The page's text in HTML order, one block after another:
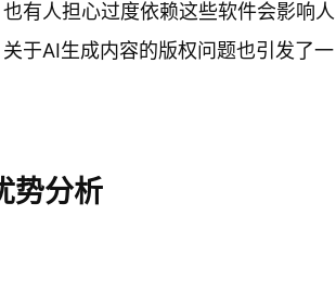
有人担心过度依赖这些软件会影响人
于AI生成内容的版权问题也引发了一
势分析